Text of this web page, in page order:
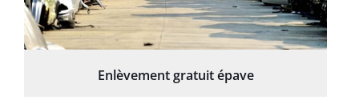
Enlèvement gratuit épave